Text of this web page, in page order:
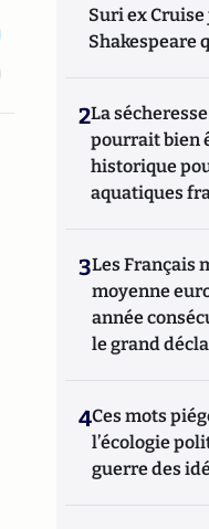
Suri ex
Shakespeare
2La
pourrait bien
historique
aquatiques
3Les Français
moyenne
année
le grand
4Ces mots
l’écologie
guerre des